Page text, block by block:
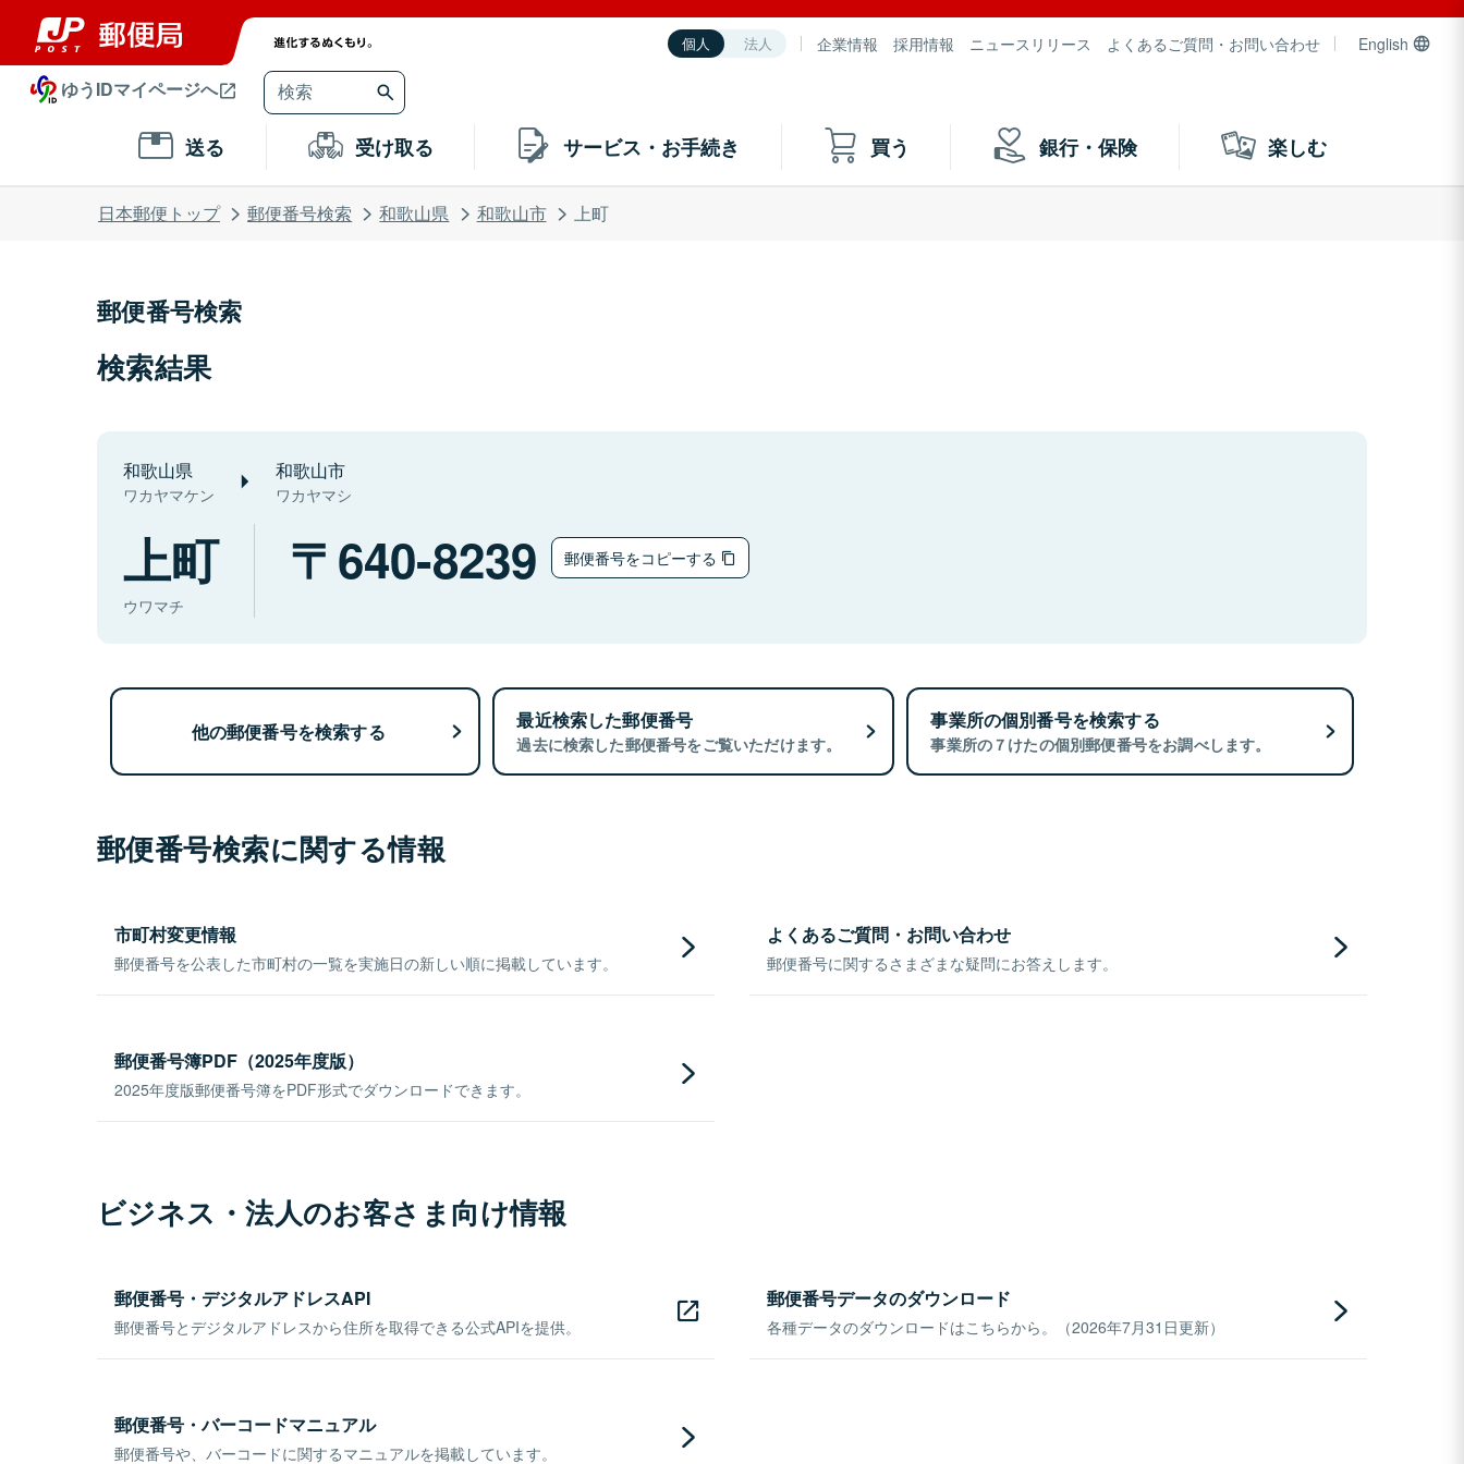
個人 法人 企業情報 採用情報 ニュースリリース よくあるご質問・お問い合わせ English
ゆうIDマイページへ
送る 受け取る サービス・お手続き 買う 銀行・保険 楽しむ
日本郵便トップ 郵便番号検索 和歌山県 和歌山市 上町
郵便番号検索
検索結果
和歌山県
ワカヤマケン
和歌山市
ワカヤマシ
上町
ウワマチ
640-8239 郵便番号をコピーする
他の郵便番号を検索する 最近検索した郵便番号
過去に検索した郵便番号をご覧いただけます。
事業所の個別番号を検索する
事業所の７けたの個別郵便番号をお調べします。
郵便番号検索に関する情報
市町村変更情報
郵便番号を公表した市町村の一覧を実施日の新しい順に掲載しています。
よくあるご質問・お問い合わせ
郵便番号に関するさまざまな疑問にお答えします。
郵便番号簿PDF（2025年度版）
2025年度版郵便番号簿をPDF形式でダウンロードできます。
ビジネス・法人のお客さま向け情報
郵便番号・デジタルアドレスAPI
郵便番号とデジタルアドレスから住所を取得できる公式APIを提供。
郵便番号データのダウンロード
各種データのダウンロードはこちらから。（2026年7月31日更新）
郵便番号・バーコードマニュアル
郵便番号や、バーコードに関するマニュアルを掲載しています。